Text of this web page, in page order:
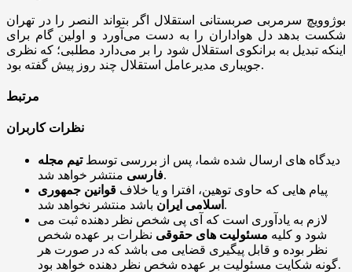
بوژوویچ سرمربی صربستانی استقلال اگر بتواند النصر را در تهران
شکست بدهد دل هواداران را به دست می‌آورد و اولین گام برای
اینکه تبدیل به برانکوی استقلال شود را بر می‌دارد مطلبی؛ که نظری
جویباری مدیرعامل استقلال چند روز پیش گفته بود.
مرتبط
نظرات کاربران
دیدگاه های ارسال شده شما، پس از بررسی توسطتیم مجله
فارسیمنتشر خواهد شد.
پیام هایی که حاوی توهین، افترا و یا خلاف قوانین جمهوری
اسلامی ایران باشد منتشر نخواهد شد.
لازم به یادآوری است که آی پی شخص نظر دهنده ثبت می
شود و کلیه مسئولیت های حقوقی نظرات بر عهده شخص
نظر بوده و قابل پیگیری قضایی می باشد که در صورت هر
گونه شکایت مسئولیت بر عهده شخص نظر دهنده خواهد بود.